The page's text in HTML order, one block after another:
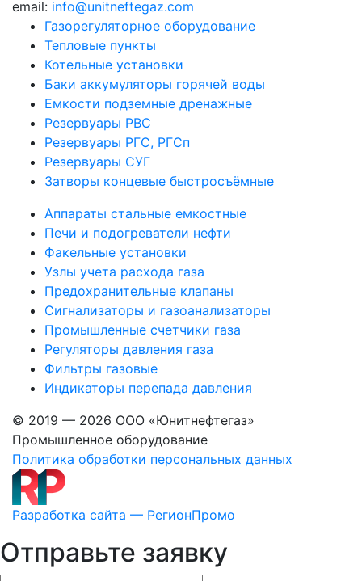
email: info@unitneftegaz.com
Газорегуляторное оборудование
Тепловые пункты
Котельные установки
Баки аккумуляторы горячей воды
Емкости подземные дренажные
Резервуары РВС
Резервуары РГС, РГСп
Резервуары СУГ
Затворы концевые быстросъёмные
Аппараты стальные емкостные
Печи и подогреватели нефти
Факельные установки
Узлы учета расхода газа
Предохранительные клапаны
Сигнализаторы и газоанализаторы
Промышленные счетчики газа
Регуляторы давления газа
Фильтры газовые
Индикаторы перепада давления
© 2019 — 2026 ООО «Юнитнефтегаз»
Промышленное оборудование
Политика обработки персональных данных
Разработка сайта — РегионПромо
Отправьте заявку